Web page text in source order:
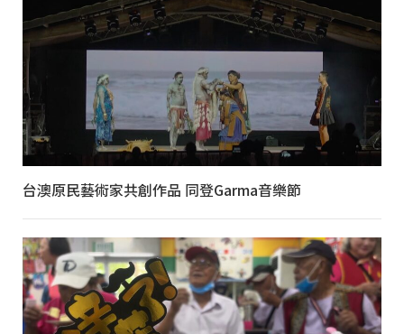
台澳原民藝術家共創作品 同登Garma音樂節